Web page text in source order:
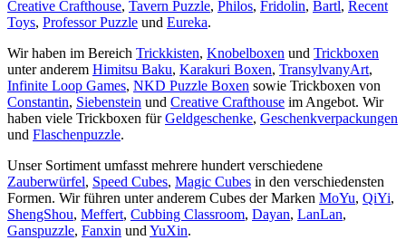
Creative Crafthouse, Tavern Puzzle, Philos, Fridolin, Bartl, Recent
Toys, Professor Puzzle und Eureka.
Wir haben im Bereich Trickkisten, Knobelboxen und Trickboxen
unter anderem Himitsu Baku, Karakuri Boxen, TransylvanyArt,
Infinite Loop Games, NKD Puzzle Boxen sowie Trickboxen von
Constantin, Siebenstein und Creative Crafthouse im Angebot. Wir
haben viele Trickboxen fürGeldgeschenke, Geschenkverpackungen
und Flaschenpuzzle.
Unser Sortiment umfasst mehrere hundert verschiedene
Zauberwürfel, Speed Cubes, Magic Cubes in den verschiedensten
Formen. Wir führen unter anderem Cubes der Marken MoYu, QiYi,
ShengShou, Meffert, Cubbing Classroom, Dayan, LanLan,
Ganspuzzle, Fanxin und YuXin.